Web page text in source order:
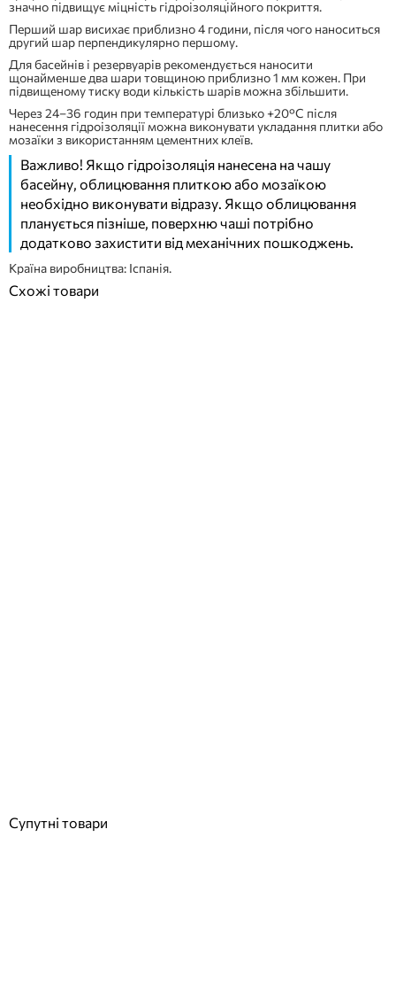
значно підвищує міцність гідроізоляційного покриття.
Перший шар висихає приблизно 4 години, після чого наноситься
другий шар перпендикулярно першому.
Для басейнів і резервуарів рекомендується наносити
щонайменше два шари товщиною приблизно 1 мм кожен. При
підвищеному тиску води кількість шарів можна збільшити.
Через 24–36 годин при температурі близько +20°C після
нанесення гідроізоляції можна виконувати укладання плитки або
мозаїки з використанням цементних клеїв.
Важливо! Якщо гідроізоляція нанесена на чашу
басейну, облицювання плиткою або мозаїкою
необхідно виконувати відразу. Якщо облицювання
планується пізніше, поверхню чаші потрібно
додатково захистити від механічних пошкоджень.
Країна виробництва: Іспанія.
Схожі товари
Супутні товари